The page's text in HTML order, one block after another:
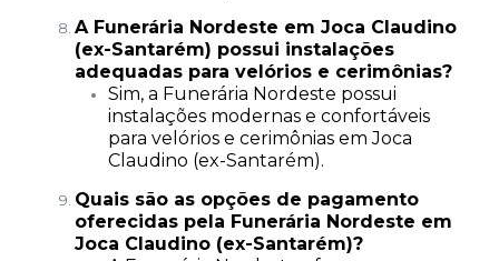
A Funerária Nordeste em Joca Claudino
(ex-Santarém) possui instalações
adequadas para velórios e cerimônias?
Sim, a Funerária Nordeste possui
instalações modernas e confortáveis
para velórios e cerimônias em Joca
Claudino (ex-Santarém).
Quais são as opções de pagamento
oferecidas pela Funerária Nordeste em
Joca Claudino (ex-Santarém)?